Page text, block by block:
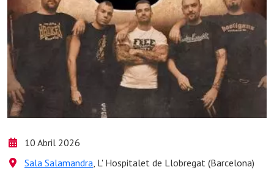
10 Abril 2026
Sala Salamandra, L' Hospitalet de Llobregat (Barcelona)